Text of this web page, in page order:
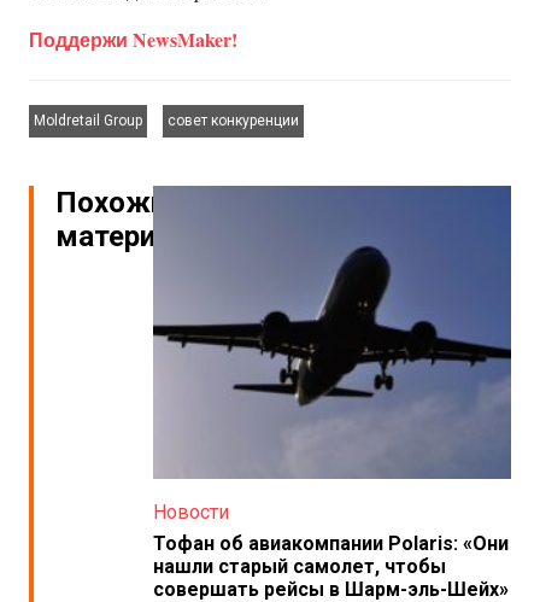
Поддержи NewsMaker!
Moldretail Group
совет конкуренции
Похожие
материалы
Новости
Тофан об авиакомпании Polaris: «Они
нашли старый самолет, чтобы
совершать рейсы в Шарм-эль-Шейх»